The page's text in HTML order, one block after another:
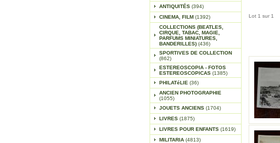
ANTIQUITÉS (394)
CINEMA, FILM (1392)
COLLECTIONS (BEATLES,
CIRQUE, TABAC, MAGIE,
PARFUMS MINIATURES,
BANDERILLES) (436)
SPORTIVES DE COLLECTION
(862)
ESTEREOSCOPIA - FOTOS
ESTEREOSCOPICAS (1385)
PHILATéLIE (36)
ANCIEN PHOTOGRAPHIE
(1055)
JOUETS ANCIENS (1704)
LIVRES (1875)
LIVRES POUR ENFANTS (1619)
MILITARIA (4813)
Lot 1 sur 1